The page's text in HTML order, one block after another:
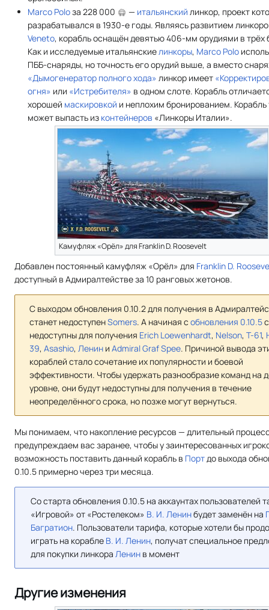
Marco Poloза 228 000 — итальянский линкор, проект
разрабатывался в 1930-е годы. Являясь развитием
Veneto, корабль оснащён девятью 406-мм орудиями в трёх
Как и исследуемые итальянскиелинкоры, Marco Polo
ПББ-снаряды, но точность его орудий выше, а вместо
«Дымогенератор полного хода» линкор имеет
огня» или «Истребителя» в одном слоте. Корабль
хорошей маскировкой и неплохим бронированием. Корабль
может выпасть из контейнеров «Линкоры Италии».
Камуфляж «Орёл» для Franklin D. Roosevelt
Добавлен постоянный камуфляж «Орёл» для Franklin D.
доступный в Адмиралтействе за 10 ранговых жетонов.
С выходом обновления 0.10.2 для получения в
станет недоступенSomers. А начиная с обновления 0.10.5
недоступны для получения Erich Loewenhardt, Nelson, T-61,
39, Asashio, Ленини Admiral Graf Spee. Причиной вывода
кораблей стало сочетание их популярности и боевой
эффективности. Чтобы удержать разнообразие команд на
уровне, они будут недоступны для получения в течение
неопределённого срока, но позже могут вернуться.
Мы понимаем, что накопление ресурсов — длительный
предупреждаем вас заранее, чтобы у заинтересованных
возможность поставить данный корабль в Порт до выхода
0.10.5 примерно через три месяца.
Со старта обновления 0.10.5 на аккаунтах пользователей
«Игровой» от «Ростелеком» В. И. Ленинбудет заменён на
Багратион. Пользователи тарифа, которые хотели бы
играть на корабле В. И. Ленин, получат специальное
для покупки линкора Ленинв момент
Другие изменения